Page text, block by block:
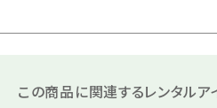
この商品に関連するレンタルア